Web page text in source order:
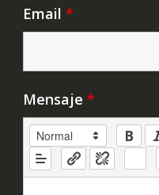
Email *
Mensaje *